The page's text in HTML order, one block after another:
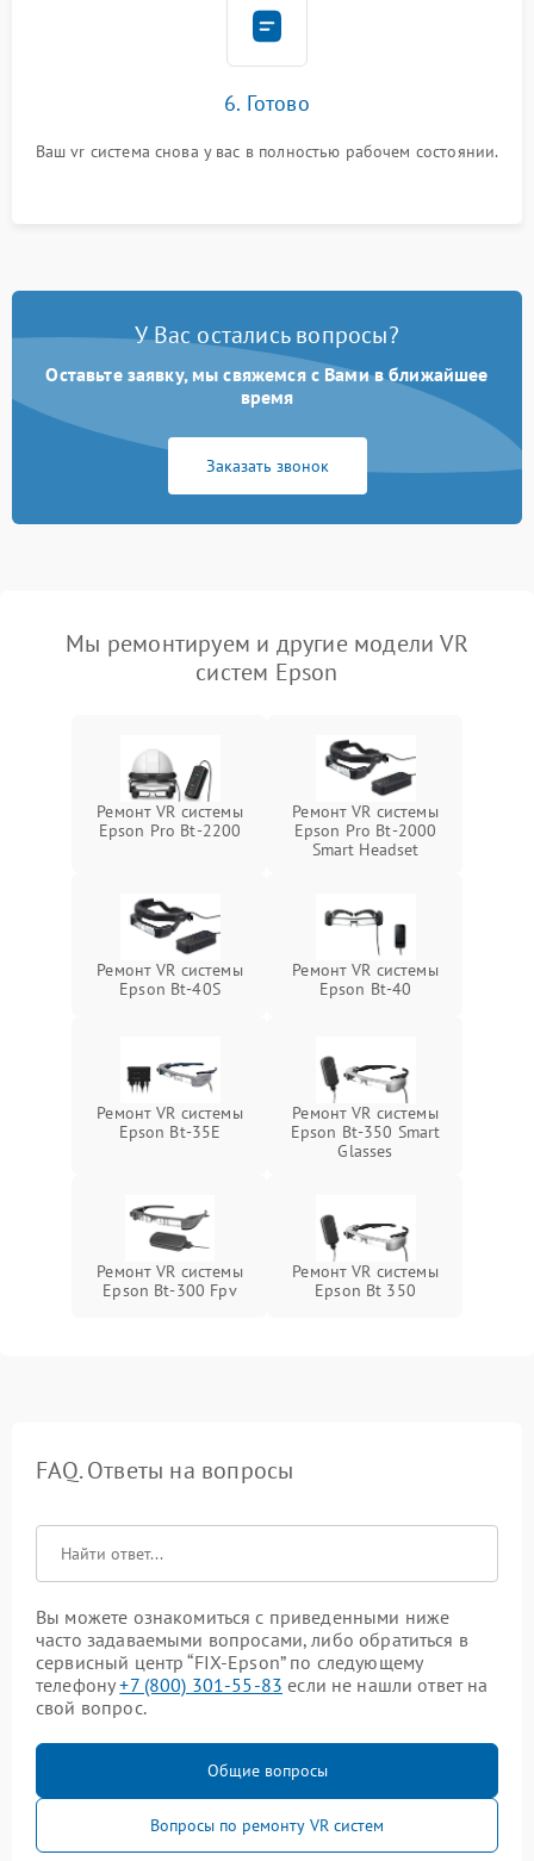
6. Готово
Ваш vr система снова у вас в полностью рабочем состоянии.
У Вас остались вопросы?
Оставьте заявку, мы свяжемся с Вами в ближайшее
время
Заказать звонок
Мы ремонтируем и другие модели VR
систем Epson
Ремонт VR системы
Epson Pro Bt-2200
Ремонт VR системы
Epson Pro Bt-2000
Smart Headset
Ремонт VR системы
Epson Bt-40S
Ремонт VR системы
Epson Bt-40
Ремонт VR системы
Epson Bt-35E
Ремонт VR системы
Epson Bt-350 Smart
Glasses
Ремонт VR системы
Epson Bt-300 Fpv
Ремонт VR системы
Epson Bt 350
FAQ. Ответы на вопросы
Вы можете ознакомиться с приведенными ниже
часто задаваемыми вопросами, либо обратиться в
сервисный центр “FIX-Epson” по следующему
телефону+7 (800) 301-55-83 если не нашли ответ на
свой вопрос.
Общие вопросы
Вопросы по ремонту VR систем